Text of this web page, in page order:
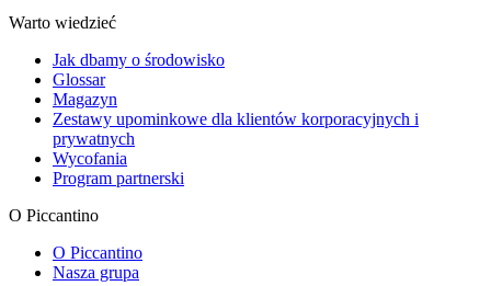
Warto wiedzieć
Jak dbamy o środowisko
Glossar
Magazyn
Zestawy upominkowe dla klientów korporacyjnych i
prywatnych
Wycofania
Program partnerski
O Piccantino
O Piccantino
Nasza grupa